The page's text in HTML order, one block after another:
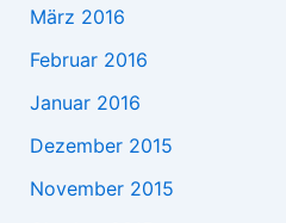
März 2016
Februar 2016
Januar 2016
Dezember 2015
November 2015